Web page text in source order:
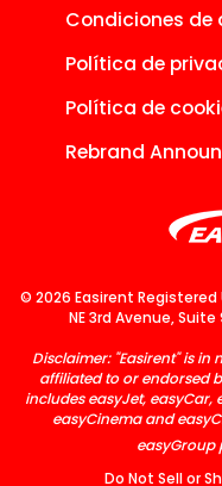
Condiciones de
Política de
Política de
Rebrand
© 2026 Easirent Registered
NE 3rd Avenue,
Disclaimer: "Easirent" is
affiliated to or endorsed
includes easyJet, easyCar,
easyCinema and
easyGroup
Do Not Sell or